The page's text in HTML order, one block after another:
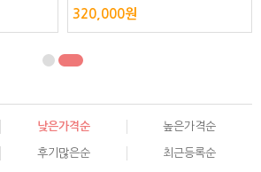
게소 필
설치 실 음용수 정수 물 워터 휴게소
필터 관공서
320,000원
낮은가격순 높은가격순
후기많은순 최근등록순